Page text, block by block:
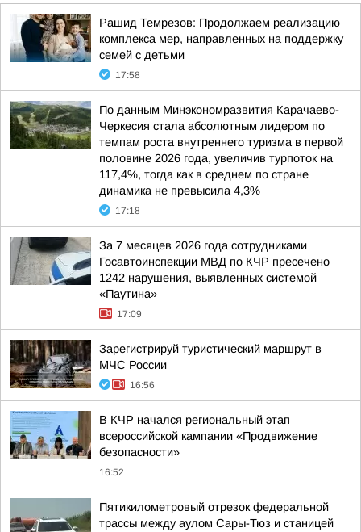
Рашид Темрезов: Продолжаем реализацию
комплекса мер, направленных на поддержку
семей с детьми
17:58
По данным Минэкономразвития Карачаево-
Черкесия стала абсолютным лидером по
темпам роста внутреннего туризма в первой
половине 2026 года, увеличив турпоток на
117,4%, тогда как в среднем по стране
динамика не превысила 4,3%
17:18
За 7 месяцев 2026 года сотрудниками
Госавтоинспекции МВД по КЧР пресечено
1242 нарушения, выявленных системой
«Паутина»
17:09
Зарегистрируй туристический маршрут в
МЧС России
16:56
В КЧР начался региональный этап
всероссийской кампании «Продвижение
безопасности»
16:52
Пятикилометровый отрезок федеральной
трассы между аулом Сары-Тюз и станицей